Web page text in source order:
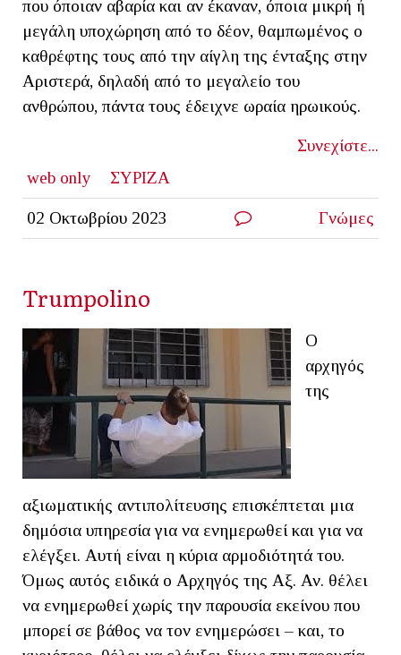
που όποιαν αβαρία και αν έκαναν, όποια μικρή ή
μεγάλη υποχώρηση από το δέον, θαμπωμένος ο
καθρέφτης τους από την αίγλη της ένταξης στην
Αριστερά, δηλαδή από το μεγαλείο του
ανθρώπου, πάντα τους έδειχνε ωραία ηρωικούς.
Συνεχίστε...
web only
ΣΥΡΙΖΑ
02 Οκτωβρίου 2023 Γνώμες
Trumpolino
Ο
αρχηγός
της
αξιωματικής αντιπολίτευσης επισκέπτεται μια
δημόσια υπηρεσία για να ενημερωθεί και για να
ελέγξει. Αυτή είναι η κύρια αρμοδιότητά του.
Όμως αυτός ειδικά ο Αρχηγός της Αξ. Αν. θέλει
να ενημερωθεί χωρίς την παρουσία εκείνου που
μπορεί σε βάθος να τον ενημερώσει – και, το